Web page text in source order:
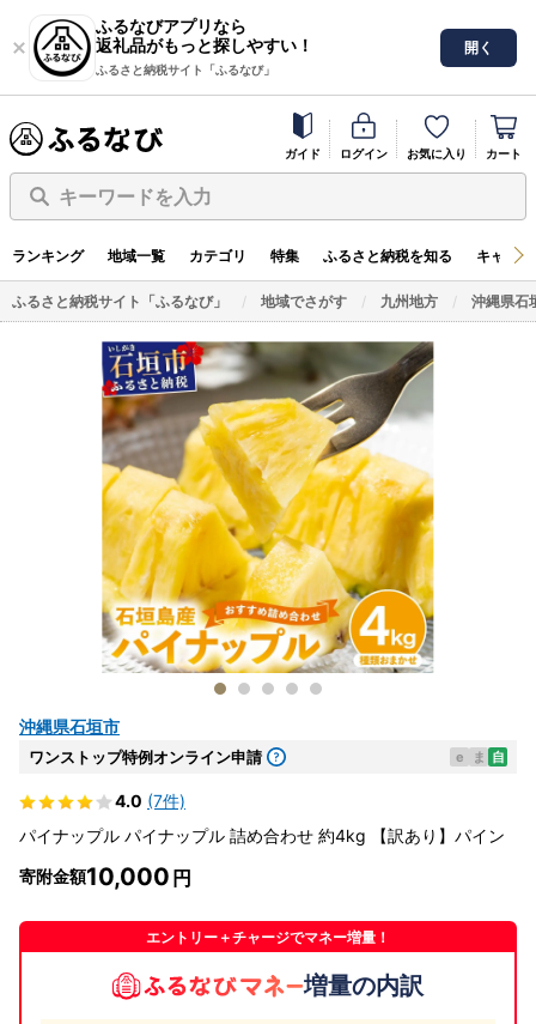
ふるなびアプリなら
返礼品がもっと探しやすい！
ふるさと納税サイト「ふるなび」
開く
ガイド ログイン お気に入り カート
キーワードを入力
ランキング 地域一覧 カテゴリ 特集 ふるさと納税を知る キャン
ふるさと納税サイト「ふるなび」 地域でさがす 九州地方 沖縄県石
沖縄県石垣市
ワンストップ特例オンライン申請 e ま 自
4.0 (7件)
パイナップル パイナップル 詰め合わせ 約4kg 【訳あり】パイン
寄附金額10,000
エントリー＋チャージでマネー増量！
増量の内訳